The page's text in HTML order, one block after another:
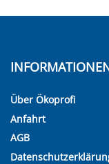
Über Ökoprofi
Anfahrt
AGB